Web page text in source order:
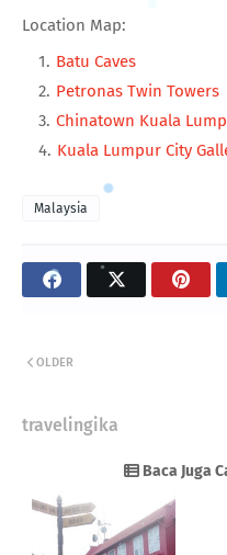
Location Map:
Batu Caves
Petronas Twin Towers
Chinatown Kuala
Kuala Lumpur City
Malaysia
OLDER
travelingika
Baca Juga